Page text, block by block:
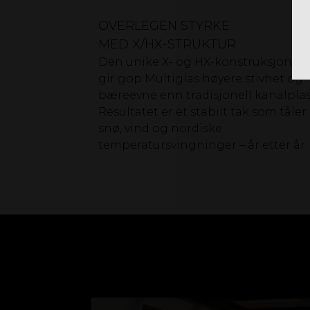
OVERLEGEN STYRKE
MED X/HX-STRUKTUR
Den unike X- og HX-konstruksjonen
gir gop Multiglas høyere stivhet og
bæreevne enn tradisjonell
Resultatet er et stabilt tak som tåler
snø, vind og nordiske
temperatursvingninger – år etter år.